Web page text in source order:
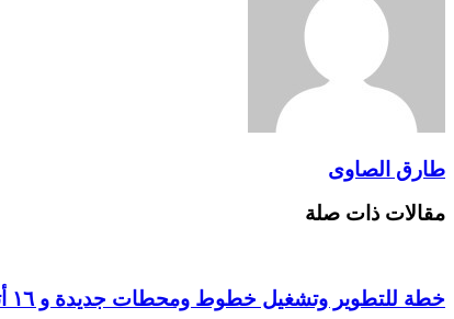
طارق الصاوى
مقالات ذات صلة
خطة للتطوير وتشغيل خطوط ومحطات جديدة و ١٦ أتوبيس جديد لدعم أسطول ” السوبر جيت “